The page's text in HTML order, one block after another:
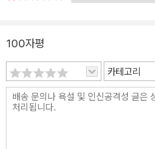
살아도, 인간은 슬프고, 삶은 계속된다
를 당하고 나무에 목을 매달려는 중학생,
자를 품에 안고 나무 밑으로 몸을 숨긴
려온 소녀, 자신의 아이를 버려야 하는
이 할복해야 할 궁지에 몰린 사무라이,
을 휘두르며 분노하는 교사……. 다양한
100자평
카테고리